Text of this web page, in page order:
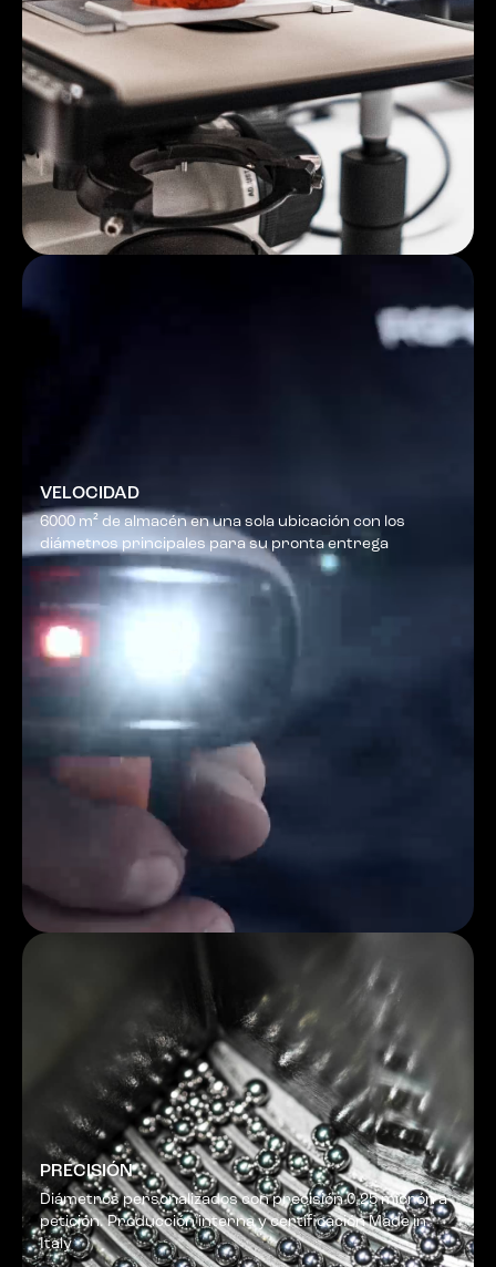
VELOCIDAD
6000 m² de almacén en una sola ubicación con los
diámetros principales para su pronta entrega
PRECISIÓN
Diámetros personalizados con precisión 0,25 micrón a
petición. Producción interna y certificación Made in
Italy